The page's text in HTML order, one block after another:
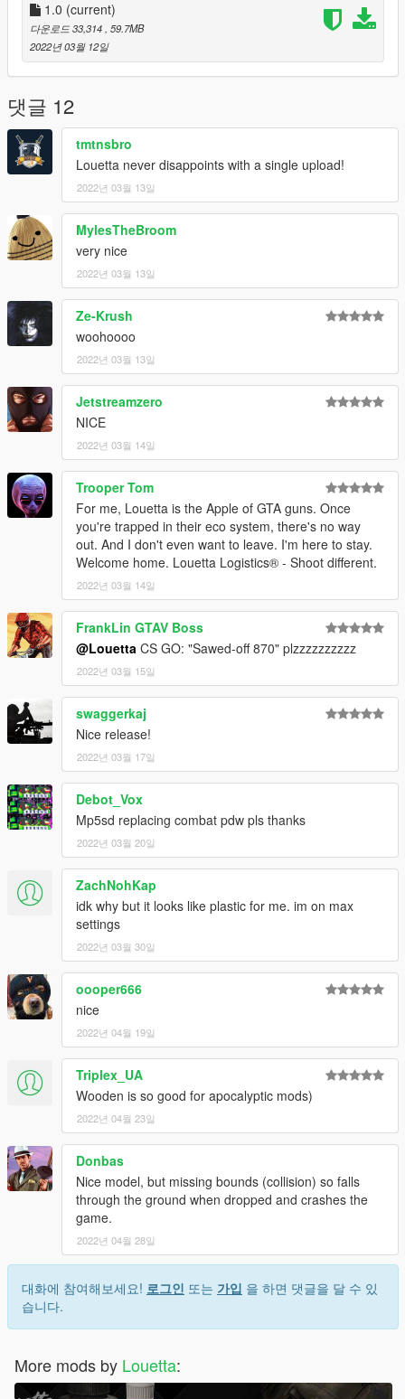
1.0 (current)
다운로드 33,314 , 59.7MB
2022년 03월 12일
댓글 12
tmtnsbro
Louetta never disappoints with a single upload!
2022년 03월 13일
MylesTheBroom
very nice
2022년 03월 13일
Ze-Krush
woohoooo
2022년 03월 13일
Jetstreamzero
NICE
2022년 03월 14일
Trooper Tom
For me, Louetta is the Apple of GTA guns. Once
you're trapped in their eco system, there's no way
out. And I don't even want to leave. I'm here to stay.
Welcome home. Louetta Logistics® - Shoot different.
2022년 03월 14일
FrankLin GTAV Boss
@Louetta CS GO: "Sawed-off 870" plzzzzzzzzzz
2022년 03월 15일
swaggerkaj
Nice release!
2022년 03월 17일
Debot_Vox
Mp5sd replacing combat pdw pls thanks
2022년 03월 20일
ZachNohKap
idk why but it looks like plastic for me. im on max
settings
2022년 03월 30일
oooper666
nice
2022년 04월 19일
Triplex_UA
Wooden is so good for apocalyptic mods)
2022년 04월 23일
Donbas
Nice model, but missing bounds (collision) so falls
through the ground when dropped and crashes the
game.
2022년 04월 28일
대화에 참여해보세요! 로그인 또는 가입 을 하면 댓글을 달 수 있
습니다.
More mods by Louetta: